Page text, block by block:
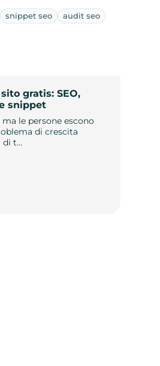
snippet seo audit seo
gratis: SEO,
snippet
le persone escono
di crescita
di t…